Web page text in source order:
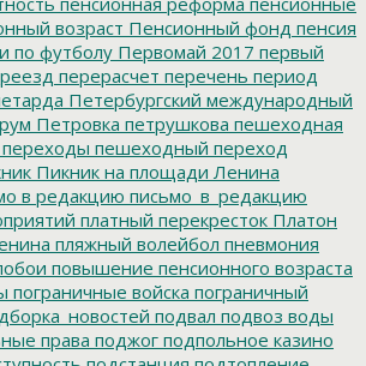
возраст Пенсионный фонд пенсия
по футболу Первомай 2017 первый
перерасчет перечень период
Петербургский международный
Петровка петрушкова пешеходная
пешеходный переход
Пикник на площади Ленина
в редакцию письмо_в_редакцию
платный перекресток Платон
пляжный волейбол пневмония
повышение пенсионного возраста
пограничные войска пограничный
подвал подвоз воды
права поджог подпольное казино